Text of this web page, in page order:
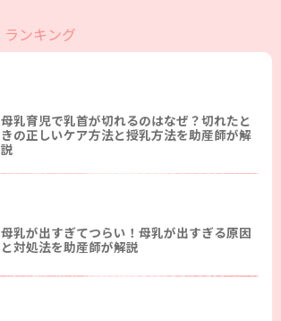
ランキング
母乳育児で乳首が切れるのはなぜ？切れたと
きの正しいケア方法と授乳方法を助産師が解
説
母乳が出すぎてつらい！母乳が出すぎる原因
と対処法を助産師が解説